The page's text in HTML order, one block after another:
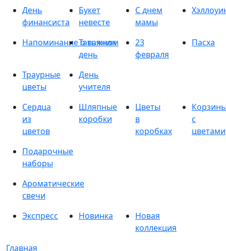
День
финансиста
Букет
невесте
С днем
мамы
Напоминание о важном
Татьянин
день
23
февраля
Пасха
Траурные
цветы
День
учителя
Сердца
из
цветов
Шляпные
коробки
Цветы
в
коробках
с
цветами
Подарочные
наборы
Ароматические
свечи
Экспресс
Новинка
Новая
коллекция
Главная